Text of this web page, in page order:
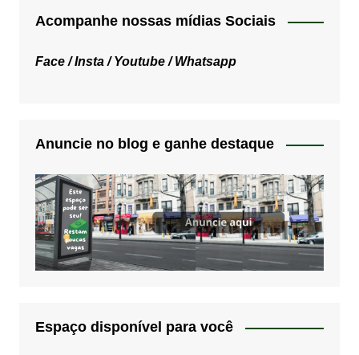
Acompanhe nossas mídias Sociais
Face /Insta /Youtube /Whatsapp
Anuncie no blog e ganhe destaque
Espaço disponível para você